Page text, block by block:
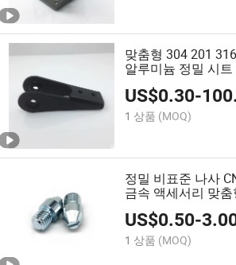
맞춤형 304 201
알루미늄 정밀 시
장 처리 스탬핑
US$0.30-
1 상품 (MOQ)
정밀 비표준 나사
금속 액세서리 맞춤
US$0.50-
1 상품 (MOQ)